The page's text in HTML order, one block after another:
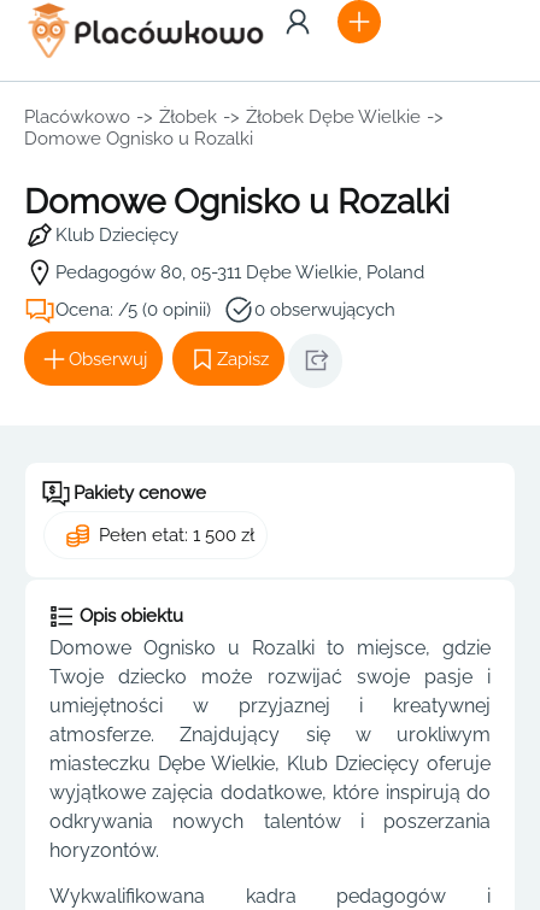
Placówkowo -> Żłobek -> Żłobek Dębe Wielkie ->
Domowe Ognisko u Rozalki
Domowe Ognisko u Rozalki
Klub Dziecięcy
Pedagogów 80, 05-311 Dębe Wielkie, Poland
Ocena: /5 (0 opinii)
0 obserwujących
Obserwuj Zapisz
Pakiety cenowe
Pełen etat: 1 500 zł
Opis obiektu
Domowe Ognisko u Rozalki to miejsce, gdzie
Twoje dziecko może rozwijać swoje pasje i
umiejętności w przyjaznej i kreatywnej
atmosferze. Znajdujący się w urokliwym
miasteczku Dębe Wielkie, Klub Dziecięcy oferuje
wyjątkowe zajęcia dodatkowe, które inspirują do
odkrywania nowych talentów i poszerzania
horyzontów.
Wykwalifikowana kadra pedagogów i